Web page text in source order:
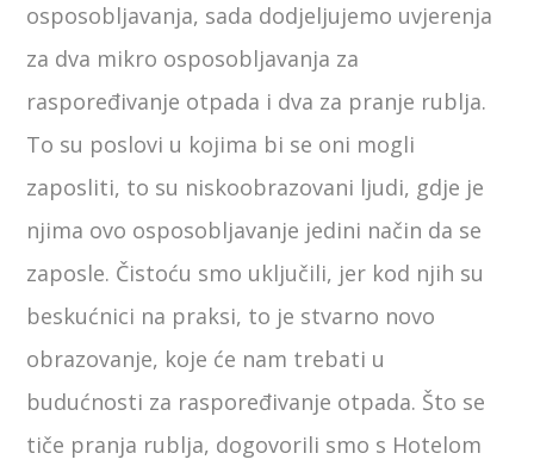
osposobljavanja, sada dodjeljujemo uvjerenja
za dva mikro osposobljavanja za
raspoređivanje otpada i dva za pranje rublja.
To su poslovi u kojima bi se oni mogli
zaposliti, to su niskoobrazovani ljudi, gdje je
njima ovo osposobljavanje jedini način da se
zaposle. Čistoću smo uključili, jer kod njih su
beskućnici na praksi, to je stvarno novo
obrazovanje, koje će nam trebati u
budućnosti za raspoređivanje otpada. Što se
tiče pranja rublja, dogovorili smo s Hotelom